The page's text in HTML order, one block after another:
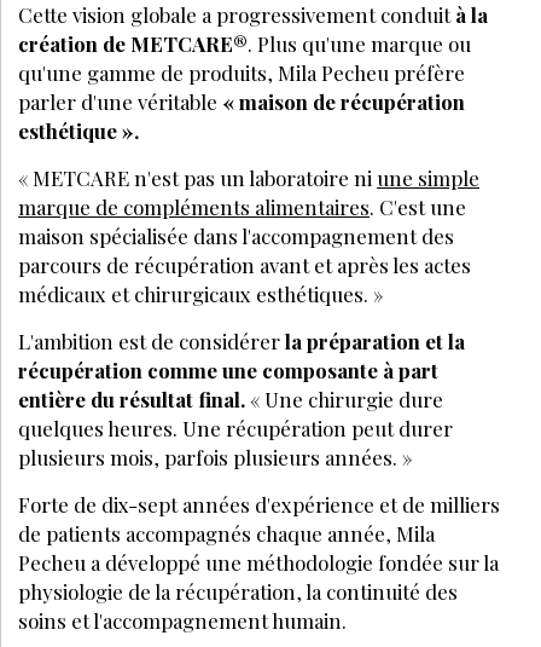
Cette vision globale a progressivement conduità la
création de METCARE®. Plus qu'une marque ou
qu'une gamme de produits, Mila Pecheu préfère
parler d'une véritable « maison de récupération
esthétique».
« METCARE n'est pas un laboratoire ni une simple
marque de compléments alimentaires. C'est une
maison spécialisée dans l'accompagnement des
parcours de récupération avant et après les actes
médicaux et chirurgicaux esthétiques. »
L'ambition est de considérerla préparation et la
récupération comme une composante à part
entière du résultat final.« Une chirurgie dure
quelques heures. Une récupération peut durer
plusieurs mois, parfois plusieurs années. »
Forte de dix-sept années d'expérience et de milliers
de patients accompagnés chaque année, Mila
Pecheu a développé une méthodologie fondée sur la
physiologie de la récupération, la continuité des
soins et l'accompagnement humain.